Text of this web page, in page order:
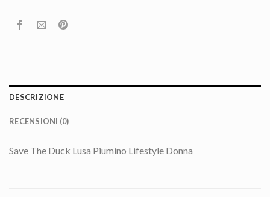
DESCRIZIONE
RECENSIONI (0)
Save The Duck Lusa Piumino Lifestyle Donna